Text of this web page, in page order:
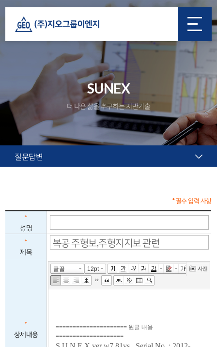
SUNEX
더 나은 삶을 추구하는 지반기술
질문답변
* 필수 입력 사항
*
성명
*
제목
*
상세내용